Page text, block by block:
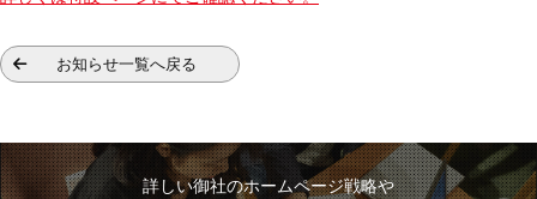
お知らせ一覧へ戻る
詳しい御社のホームページ戦略や